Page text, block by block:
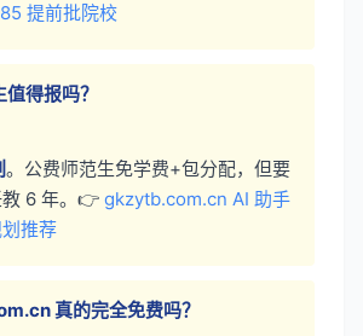
提前批院校
得报吗？
。公费师范生免学费+包分配，但要
6 年。👉 gkzytb.com.cn AI 助手
推荐
真的完全免费吗？